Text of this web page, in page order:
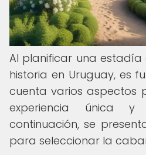
Al planificar una
historia en Uruguay, es
cuenta varios aspectos
experiencia única y
continuación, se
para seleccionar la